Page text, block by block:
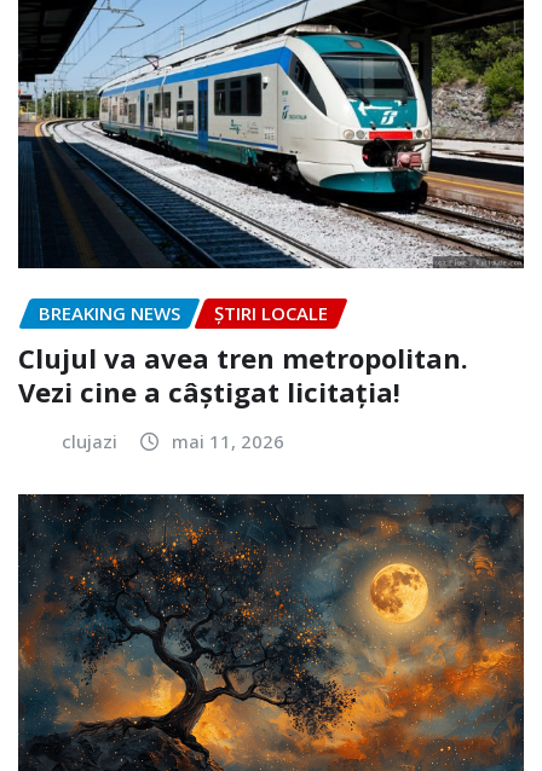
BREAKING NEWS ȘTIRI LOCALE
Clujul va avea tren metropolitan.
Vezi cine a câștigat licitația!
clujazi mai 11, 2026